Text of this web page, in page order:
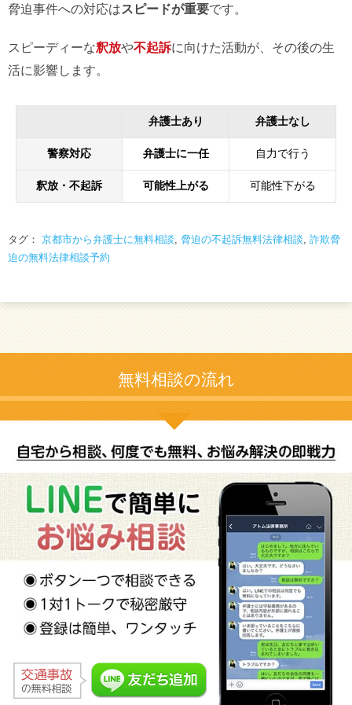
脅迫事件への対応はスピードが重要です。
スピーディーな釈放や不起訴に向けた活動が、その後の生
活に影響します。
弁護士あり 弁護士なし
警察対応 弁護士に一任 自力で行う
釈放・不起訴 可能性上がる 可能性下がる
タグ： 京都市から弁護士に無料相談, 脅迫の不起訴無料法律相談, 詐欺脅
迫の無料法律相談予約
無料相談の流れ